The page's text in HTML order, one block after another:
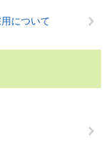
について